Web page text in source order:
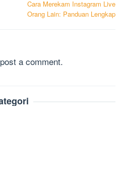
Cara Merekam Instagram Live
Orang Lain: Panduan Lengkap
a comment.